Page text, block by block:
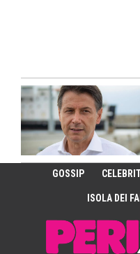
GOSSIP
ISOLA DEI